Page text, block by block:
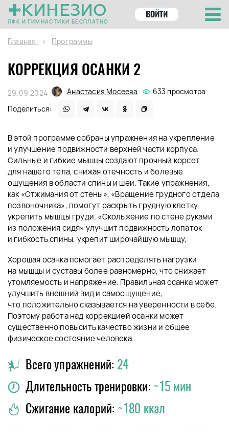
КИНЕЗИО
ЛФК И ГИМНАСТИКИ БЕСПЛАТНО
ВОЙТИ
Главная Программы
КОРРЕКЦИЯ ОСАНКИ 2
29.09.2024 Анастасия Мосеева
633 просмотра
Поделиться:
В этой программе собраны упражнения на укрепление
и улучшение подвижности верхней части корпуса.
Сильные и гибкие мышцы создают прочный корсет
для нашего тела, снижая отечность и болевые
ощущения в области спины и шеи. Такие упражнения,
как «Отжиманияот стены», «Вращениегрудного отдела
позвоночника», помогут раскрыть грудную клетку,
укрепить мышцы груди. «Скольжение по стене руками
из положения сидя» улучшит подвижность лопаток
и гибкость спины, укрепит широчайшую мышцу,
Хорошая осанка помогает распределять нагрузки
на мышцы и суставы более равномерно, что снижает
утомляемость и напряжение. Правильная осанка может
улучшить внешний вид и самоощущение,
что положительно сказывается на уверенности в себе.
Поэтому работа над коррекцией осанки может
существенно повысить качество жизни и общее
физическое состояние человека.
Всего упражнений: 24
Длительность тренировки: ~15 мин
Сжигание калорий: ~180 ккал